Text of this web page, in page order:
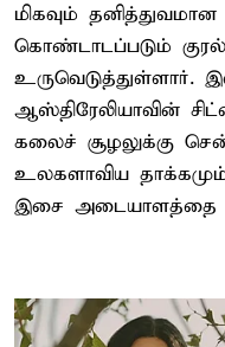
மிகவும்
கொண்டாடப்படும்
உருவெடுத்துள்ளார்.
ஆஸ்திரேலியாவின்
கலைச் சூழலுக்கு
உலகளாவிய
இசை அடையாளத்தை